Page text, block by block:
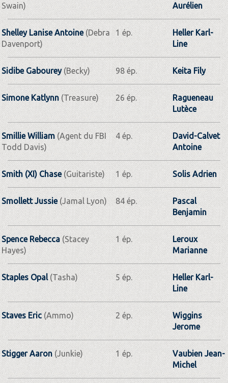
Swain)
Aurélien
Shelley Lanise Antoine(Debra
Davenport)
1 ép.
Heller Karl-
Line
Sidibe Gabourey(Becky) 98 ép. Keita Fily
Simone Katlynn (Treasure) 26 ép.
Ragueneau
Lutèce
Smillie William(Agent du FBI
Todd Davis)
4 ép.
David-Calvet
Antoine
Smith (XI) Chase(Guitariste) 1 ép. Solis Adrien
Smollett Jussie(Jamal Lyon) 84 ép.
Pascal
Benjamin
Spence Rebecca (Stacey
Hayes)
1 ép.
Leroux
Marianne
Staples Opal (Tasha) 5 ép.
Heller Karl-
Line
Staves Eric(Ammo) 2 ép.
Wiggins
Jerome
Stigger Aaron(Junkie) 1 ép.
Vaubien Jean-
Michel